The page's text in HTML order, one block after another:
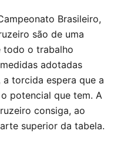
Brasileiro,
são de uma
todo o trabalho
adotadas
torcida espera que a
potencial que tem. A
consiga, ao
superior da tabela.